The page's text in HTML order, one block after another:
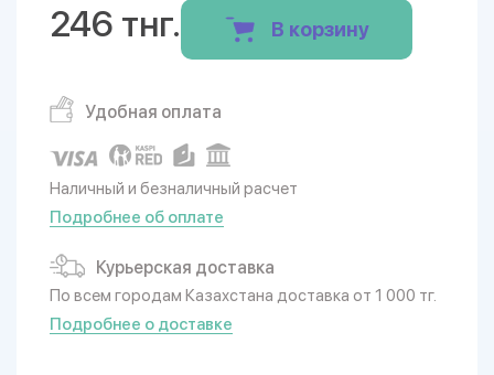
246 тнг. В корзину
Удобная оплата
Наличный и безналичный расчет
Подробнее об оплате
Курьерская доставка
По всем городам Казахстана доставка от 1 000 тг.
Подробнее о доставке